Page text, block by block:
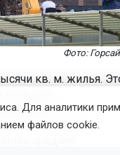
Фото:
кв. м. жилья.
региона.
Для аналитики
файлов cookie.